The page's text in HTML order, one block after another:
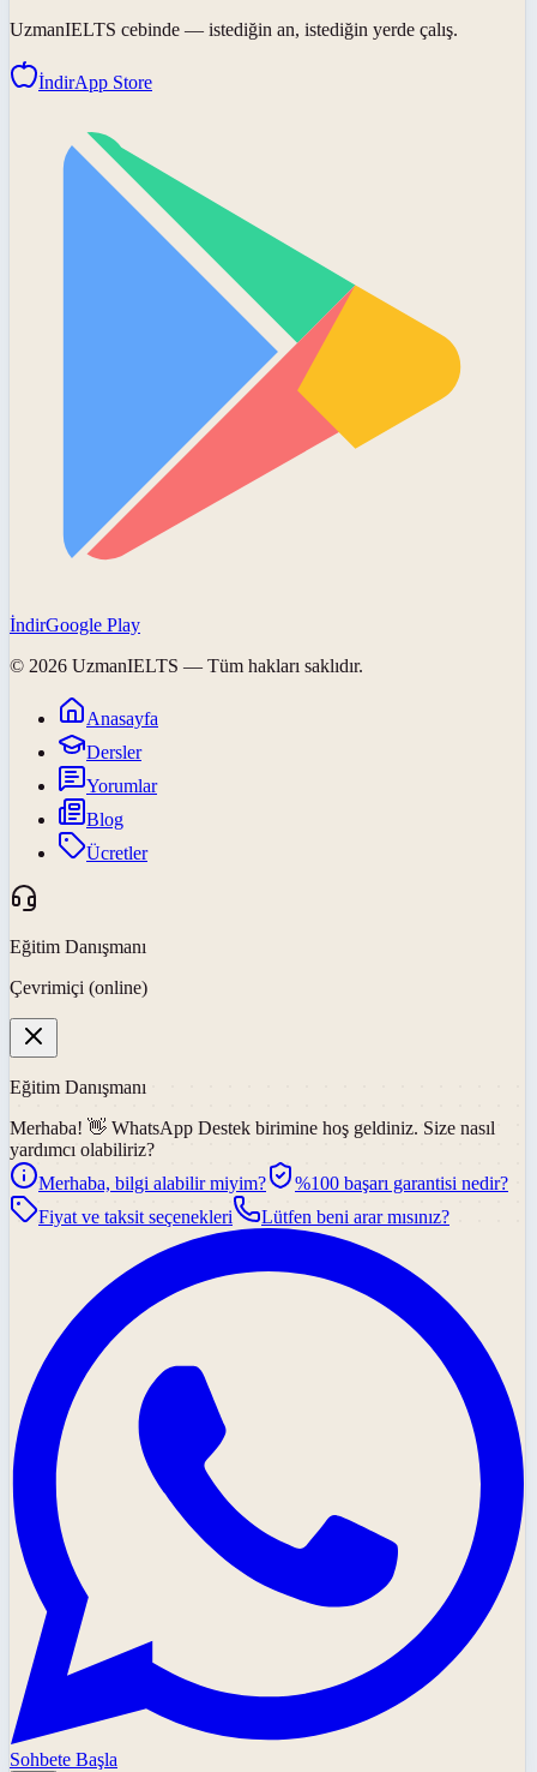
UzmanIELTS cebinde — istediğin an, istediğin yerde çalış.
İndirApp Store
İndirGoogle Play
© 2026 UzmanIELTS — Tüm hakları saklıdır.
Anasayfa
Dersler
Yorumlar
Blog
Ücretler
Eğitim Danışmanı
Çevrimiçi (online)
Eğitim Danışmanı
Merhaba! 👋 WhatsApp Destek birimine hoş geldiniz. Size nasıl
yardımcı olabiliriz?
Merhaba, bilgi alabilir miyim?
%100 başarı garantisi nedir?
Fiyat ve taksit seçenekleri
Lütfen beni arar mısınız?
Sohbete Başla